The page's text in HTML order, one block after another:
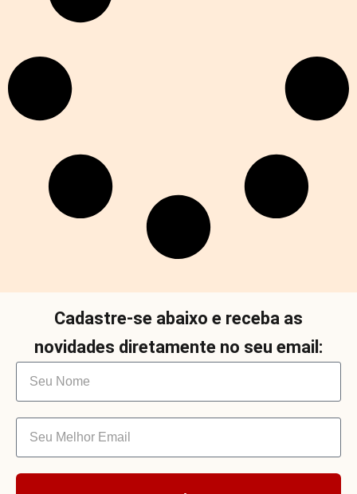
Cadastre-se abaixo e receba as
novidades diretamente no seu email: